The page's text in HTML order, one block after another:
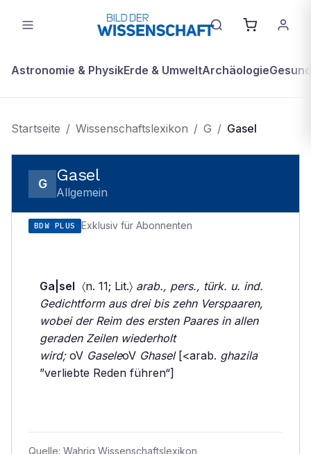
Astronomie & PhysikErde & UmweltArchäologie
Startseite / Wissenschaftslexikon / G / Gasel
G Gasel
Allgemein
BDW PLUS Exklusiv für Abonnenten
Ga|sel 〈n. 11; Lit.〉 arab., pers., türk. u. ind.
Gedichtform aus drei bis zehn Verspaaren,
wobei der Reim des ersten Paares in allen
geraden Zeilen wiederholt
wird;oV GaseleoV Ghasel[<arab. ghazila
”verliebte Reden führen“]
Quelle: Wahrig Wissenschaftslexikon